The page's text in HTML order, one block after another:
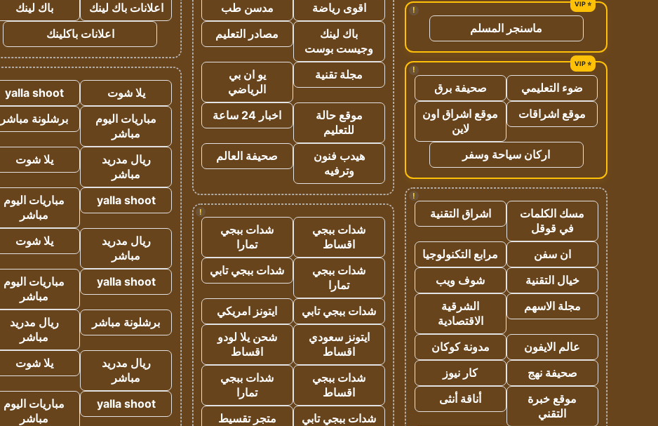
!
ماسنجر المسلم
!
ضوء التعليمي
صحيفة برق
موقع اشراقات
موقع اشراق اون
لاين
اركان سياحة وسفر
!
مسك الكلمات
في قوقل
اشراق التقنية
ان سفن
مرابع التكنولوجيا
خيال التقنية
شوف ويب
مجلة الاسهم
الشرقية
الاقتصادية
عالم الايفون
مدونة كوكان
صحيفة نهج
كار نيوز
موقع خبرة
التقني
أناقة أنثى
اقوى رياضة
مدسن طب
باك لينك
وجيست بوست
مصادر التعليم
مجلة تقنية
يو ان بي
الرياضي
موقع حالة
للتعليم
اخبار 24 ساعة
هيدب فنون
وترفيه
صحيفة العالم
!
شدات ببجي
اقساط
شدات ببجي
تمارا
شدات ببجي
تمارا
شدات ببجي تابي
شدات ببجي تابي
ايتونز امريكي
ايتونز سعودي
اقساط
شحن يلا لودو
اقساط
شدات ببجي
اقساط
شدات ببجي
تمارا
شدات ببجي تابي
متجر تقسيط
اعلانات باك لينك
باك لينك
اعلانات باكلينك
يلا شوت
yalla shoot
مباريات اليوم
مباشر
برشلونة مباشر
ريال مدريد
مباشر
يلا شوت
yalla shoot
مباريات اليوم
مباشر
ريال مدريد
مباشر
يلا شوت
yalla shoot
مباريات اليوم
مباشر
برشلونة مباشر
ريال مدريد
مباشر
ريال مدريد
مباشر
يلا شوت
yalla shoot
مباريات اليوم
مباشر